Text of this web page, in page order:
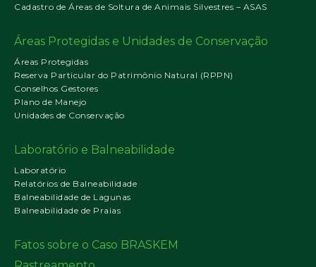
Cadastro de Áreas de Soltura de Animais Silvestres – ASAS
Áreas Protegidas e Unidades de Conservação
Áreas Protegidas
Reserva Particular do Patrimônio Natural (RPPN)
Conselhos Gestores
Plano de Manejo
Unidades de Conservação
Laboratório e Balneabilidade
Laboratório
Relatórios de Balneabilidade
Balneabilidade de Lagunas
Balneabilidade de Praias
Fatos sobre o Caso BRASKEM